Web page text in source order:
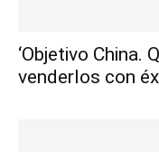
‘Objetivo China.
venderlos con